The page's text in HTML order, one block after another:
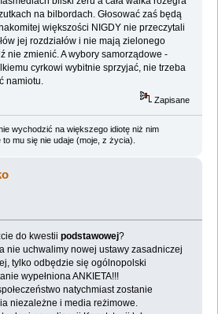
na bilbordach. Głosować zaś będą
większości NIGDY nie przeczytali
jej rozdziałów i nie mają zielonego
nie zmienić. A wybory samorządowe -
cyrkowi wybitnie sprzyjać, nie trzeba
namiotu.
Zapisane
wychodzić na większego idiotę niż nim
mu się nie udaje (moje, z życia).
do kwestiipodstawowej?
nie uchwalimy nowej ustawy zasadniczej
tylko odbędzie się ogólnopolski
wypełniona ANKIETA!!!
natychmiast zostanie
niezależne i media reżimowe.